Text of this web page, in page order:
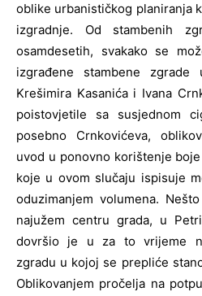
oblike urbanističkog planiranja
izgradnje. Od stambenih
osamdesetih, svakako se
izgrađene stambene
Krešimira Kasanića i Ivana
poistovjetile sa susjednom
posebno Crnkovićeva,
uvod u ponovno korištenje
koje u ovom slučaju ispisuje
oduzimanjem volumena.
najužem centru grada, u
dovršio je u za to vrijeme
zgradu u kojoj se prepliće
Oblikovanjem pročelja na